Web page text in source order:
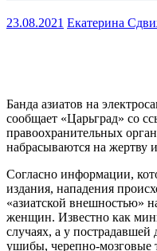
23.08.2021 Екатерина
Банда азиатов на
сообщает «Царьград» со
правоохранительных
набрасываются на жертву
Согласно информации,
издания, нападения
«азиатской внешностью»
женщин. Известно как
случаях, а у
ушибы, черепно-мозговые